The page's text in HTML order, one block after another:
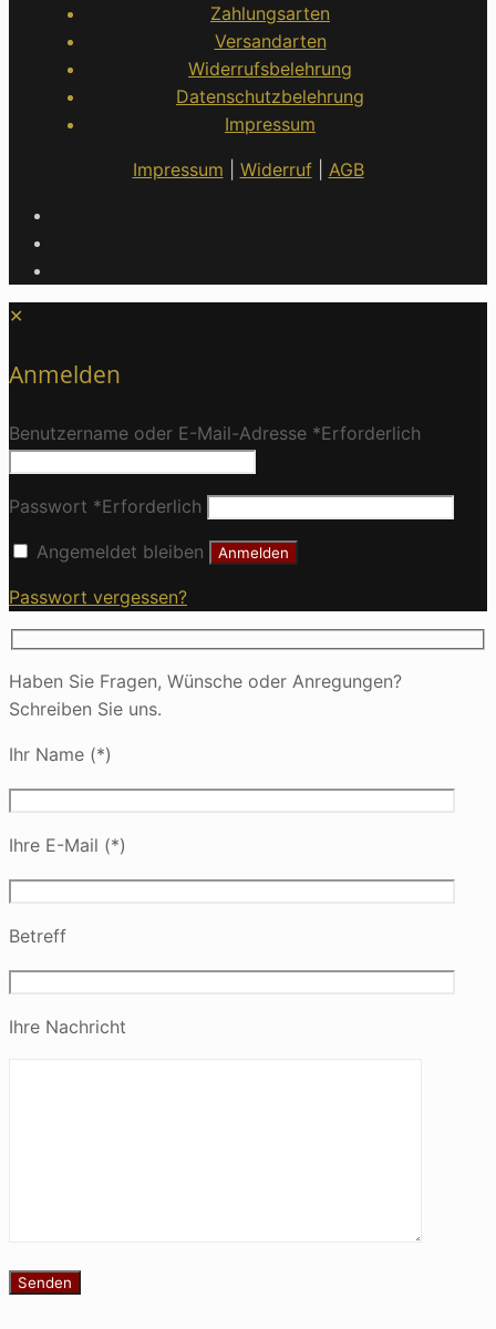
Zahlungsarten
Versandarten
Widerrufsbelehrung
Datenschutzbelehrung
Impressum
Impressum Widerruf| AGB
✕
Anmelden
Benutzername oder E-Mail-Adresse *Erforderlich
Passwort *Erforderlich
Angemeldet bleiben Anmelden
Passwort vergessen?
Haben Sie Fragen, Wünsche oder Anregungen?
Schreiben Sie uns.
Ihr Name (*)
Ihre E-Mail (*)
Betreff
Ihre Nachricht